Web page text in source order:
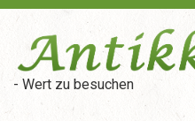
- Wert zu besuchen